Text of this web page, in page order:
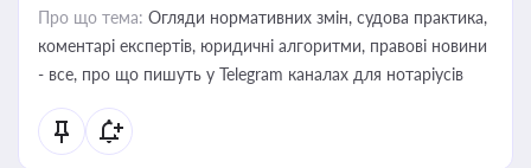
Про що тема: Огляди нормативних змін, судова практика,
коментарі експертів, юридичні алгоритми, правові новини
- все, про що пишуть у Telegram каналах для нотаріусів